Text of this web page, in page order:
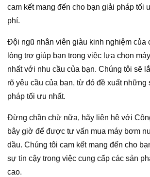
cam kết mang đến cho bạn giải pháp tối
phí.
Đội ngũ nhân viên giàu kinh nghiệm của
lòng trợ giúp bạn trong việc lựa chọn
nhất với nhu cầu của bạn. Chúng tôi sẽ
rõ yêu cầu của bạn, từ đó đề xuất những
pháp tối ưu nhất.
Đừng chần chừ nữa, hãy liên hệ với
bây giờ để được tư vấn mua máy bơm
dầu. Chúng tôi cam kết mang đến cho
sự tin cậy trong việc cung cấp các sản
cao.